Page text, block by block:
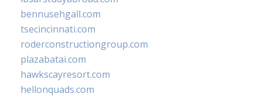
bennusehgall.com
tsecincinnati.com
roderconstructiongroup.com
plazabatai.com
hawkscayresort.com
hellonquads.com